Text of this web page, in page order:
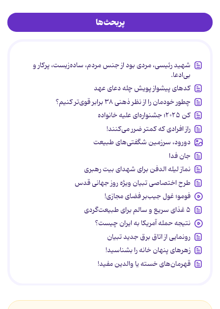
پربحث‌ها
شهید رئیسی، مردی بود از جنس مردم، ساده‌زیست، پرکار و
بی‌ادعا.
کدهای پیشواز پویش چله دعای عهد
چطور خودمان را از نظر ذهنی ۳۸ برابر قوی‌تر کنیم؟
کن ۲۰۲۵؛ جشنواره‌ای علیه خانواده
راز افرادی که کمتر ضرر می‌کنند!
دورود، سرزمین شگفتی‌های طبیعت
جان فدا
نماز لیله الدفن برای شهدای بیت رهبری
طرح اختصاصی تبیان ویژه روز جهانی قدس
فومو؛ غول جیب‌بر فضای مجازی!
۵ غذای سریع و سالم برای طبیعت‌گردی
نتیجه حمله آمریکا به ایران چیست؟
رونمایی از اتاق برق جدید تبیان
زهرهای پنهان خانه را بشناسید!
قهرمان‌های خسته یا والدین مفید!